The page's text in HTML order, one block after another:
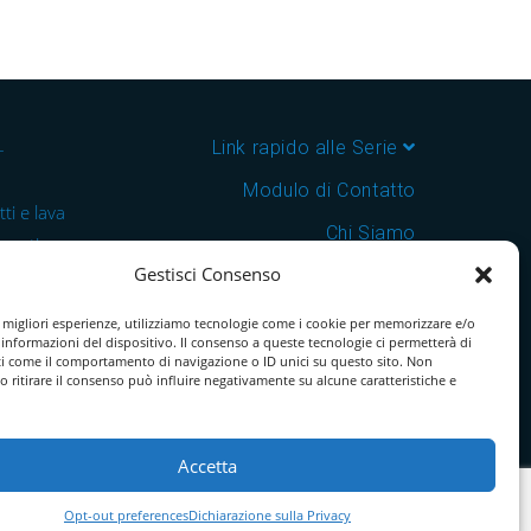
Gestisci Consenso
esperienze, utilizziamo tecnologie come i cookie per memorizzare e/o
informazioni del dispositivo. Il consenso a queste tecnologie ci permetterà di
come il comportamento di navigazione o ID unici su questo sito. Non
ritirare il consenso può influire negativamente su alcune caratteristiche e
Accetta
Opt-out preferencesDichiarazione sulla Privacy
e lava
e
in
Link rapido alle Serie
Modulo di Contatto
Chi Siamo
Download Catalogo PDF
Cookie Policy